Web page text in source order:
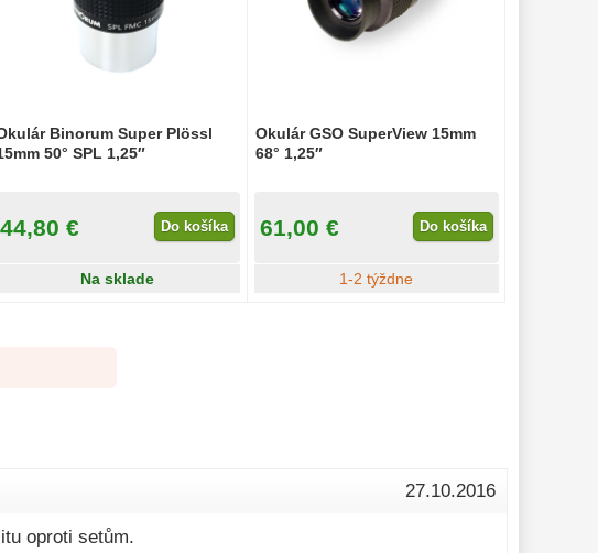
Binorum Super Plössl
50° SPL 1,25″
44,80 € Do košíka
Na sklade
Okulár GSO SuperView 15mm
68° 1,25″
61,00 € Do košíka
1-2 týždne
27.10.2016
oproti setům.